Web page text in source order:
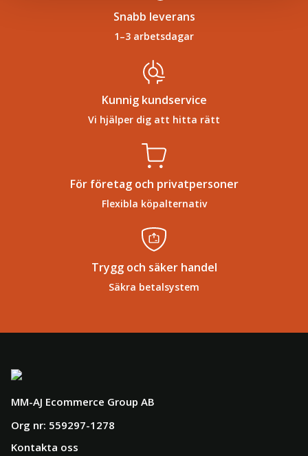
Snabb leverans
1–3 arbetsdagar
Kunnig kundservice
Vi hjälper dig att hitta rätt
För företag och privatpersoner
Flexibla köpalternativ
Trygg och säker handel
Säkra betalsystem
MM-AJ Ecommerce Group AB
Org nr: 559297-1278
Kontakta oss